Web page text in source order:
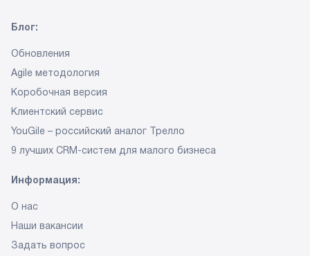
Блог:
Обновления
Agile методология
Коробочная версия
Клиентский сервис
YouGile – российский аналог Трелло
9 лучших CRM-систем для малого бизнеса
Информация:
О нас
Наши вакансии
Задать вопрос